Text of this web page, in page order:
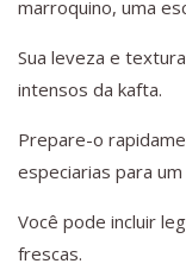
marroquino, uma
Sua leveza e
intensos da kafta.
Prepare-o
especiarias para
Você pode incluir
frescas.